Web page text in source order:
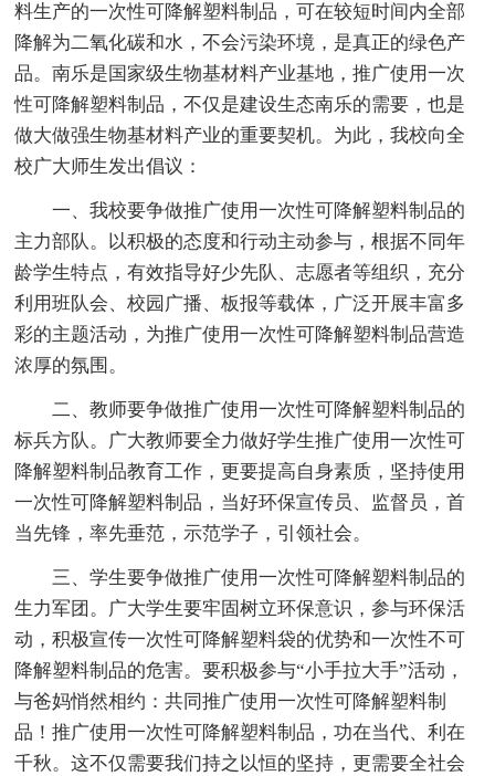
料生产的一次性可降解塑料制品，可在较短时间内全部
降解为二氧化碳和水，不会污染环境，是真正的绿色产
品。南乐是国家级生物基材料产业基地，推广使用一次
性可降解塑料制品，不仅是建设生态南乐的需要，也是
做大做强生物基材料产业的重要契机。为此，我校向全
校广大师生发出倡议：
一、我校要争做推广使用一次性可降解塑料制品的
主力部队。以积极的态度和行动主动参与，根据不同年
龄学生特点，有效指导好少先队、志愿者等组织，充分
利用班队会、校园广播、板报等载体，广泛开展丰富多
彩的主题活动，为推广使用一次性可降解塑料制品营造
浓厚的氛围。
二、教师要争做推广使用一次性可降解塑料制品的
标兵方队。广大教师要全力做好学生推广使用一次性可
降解塑料制品教育工作，更要提高自身素质，坚持使用
一次性可降解塑料制品，当好环保宣传员、监督员，首
当先锋，率先垂范，示范学子，引领社会。
三、学生要争做推广使用一次性可降解塑料制品的
生力军团。广大学生要牢固树立环保意识，参与环保活
动，积极宣传一次性可降解塑料袋的优势和一次性不可
降解塑料制品的危害。要积极参与“小手拉大手”活动，
与爸妈悄然相约：共同推广使用一次性可降解塑料制
品！推广使用一次性可降解塑料制品，功在当代、利在
千秋。这不仅需要我们持之以恒的坚持，更需要全社会